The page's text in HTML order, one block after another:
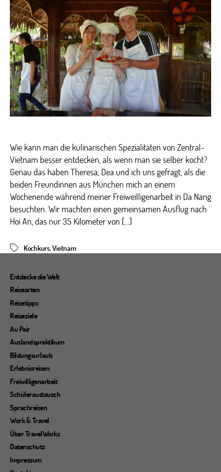
von
Tra
Que
bei
Hoi
An
Wie kann man die kulinarischen Spezialitäten von Zentral-
Vietnam besser entdecken, als wenn man sie selber kocht?
Genau das haben Theresa, Dea und ich uns gefragt, als die
beiden Freundinnen aus München mich an einem
Wochenende während meiner Freiweilligenarbeit in Da Nang
besuchten. Wir machten einen gemeinsamen Ausflug nach
Hoi An, das nur 35 Kilometer von […]
Schlagwörter
Kochkurs,Vietnam
Entdecke die Welt
Reisearten
Reisetipps
Reiseziele
Au Pair
Auslandspraktikum
Bildungsurlaub
Erlebnisreisen
Freiwilligenarbeit
Schüleraustausch
Sprachreisen
Work & Travel
Über TravelWorks
Datenschutz
Impressum